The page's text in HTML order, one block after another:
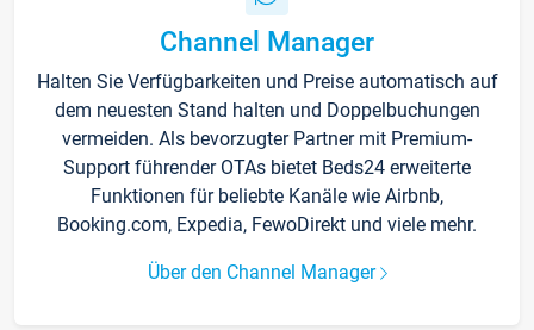
Channel Manager
Halten Sie Verfügbarkeiten und Preise automatisch auf
dem neuesten Stand halten und Doppelbuchungen
vermeiden. Als bevorzugter Partner mit Premium-
Support führender OTAs bietet Beds24 erweiterte
Funktionen für beliebte Kanäle wie Airbnb,
Booking.com, Expedia, FewoDirekt und viele mehr.
Über den Channel Manager